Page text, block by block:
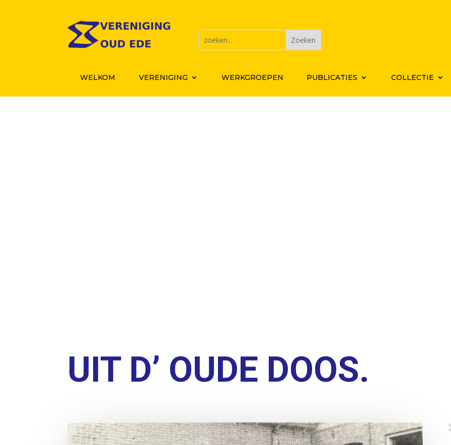
WELKOM VERENIGING WERKGROEPEN PUBLICATIES COLLECTIE
UIT D’ OUDE DOOS.